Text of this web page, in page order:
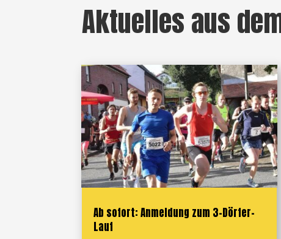
Aktuelles aus
Ab sofort: Anmeldung zum 3-Dörfer-
Lauf